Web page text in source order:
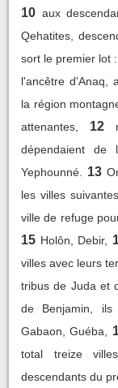
10 aux
Qehatites,
sort le premier lot :
l'ancêtre d'Anaq,
la région
attenantes,
12
dépendaient
Yephounné.
13
les villes
ville de refuge
15 Holôn, Debir,
villes avec leurs
tribus de Juda et
de Benjamin,
Gabaon, Guéba,
total treize
descendants du